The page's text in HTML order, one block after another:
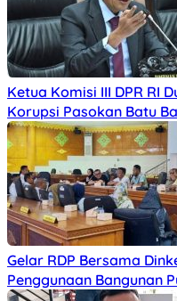
Ketua Komisi III DPR RI
Korupsi Pasokan Batu
Gelar RDP Bersama
Penggunaan Bangunan